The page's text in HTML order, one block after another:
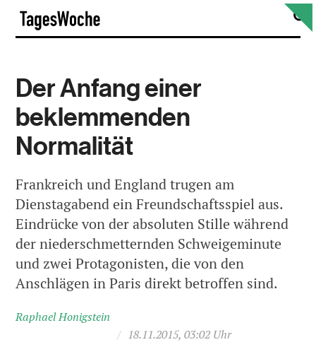
Skip
content
Der Anfang einer
beklemmenden
Normalität
Frankreich und England trugen am
Dienstagabend ein Freundschaftsspiel aus.
Eindrücke von der absoluten Stille während
der niederschmetternden Schweigeminute
und zwei Protagonisten, die von den
Anschlägen in Paris direkt betroffen sind.
Raphael Honigstein
/ 18.11.2015, 03:02 Uhr